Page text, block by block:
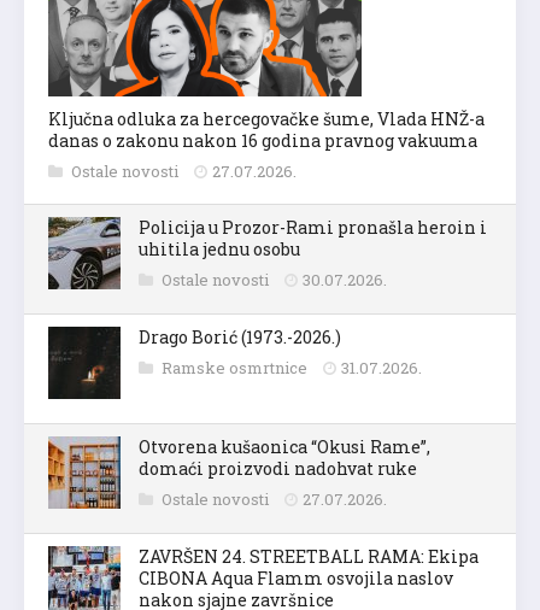
Ključna odluka za hercegovačke šume, Vlada HNŽ-a
danas o zakonu nakon 16 godina pravnog vakuuma
Ostale novosti 27.07.2026.
Policija u Prozor-Rami pronašla heroin i
uhitila jednu osobu
Ostale novosti 30.07.2026.
Drago Borić (1973.-2026.)
Ramske osmrtnice 31.07.2026.
Otvorena kušaonica “Okusi Rame”,
domaći proizvodi nadohvat ruke
Ostale novosti 27.07.2026.
ZAVRŠEN 24. STREETBALL RAMA: Ekipa
CIBONA Aqua Flamm osvojila naslov
nakon sjajne završnice